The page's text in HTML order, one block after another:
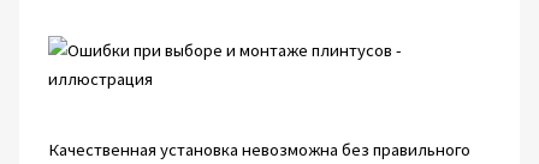
Качественная установка невозможна без правильного